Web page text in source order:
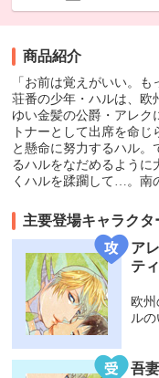
商品紹介
「お前は覚えがいい。
荘番の少年・ハルは、欧
ゆい金髪の公爵・アレク
トナーとして出席を命
と懸命に努力するハル。
るハルをなだめるように
くハルを蹂躙して…。南
主要登場キャラクタ
ア
テ
欧
ルの
吾